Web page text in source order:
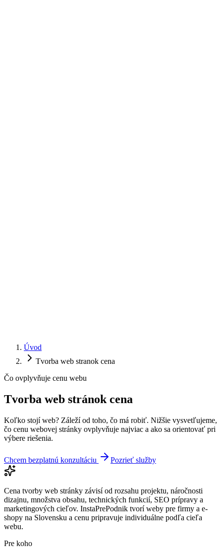
Úvod
Tvorba web stranok cena
Čo ovplyvňuje cenu webu
Tvorba web stránok cena
Koľko stojí web? Záleží od toho, čo má robiť. Nižšie vysvetľujeme,
čo cenu webovej stránky ovplyvňuje najviac a ako sa orientovať pri
výbere riešenia.
Chcem bezplatnú konzultáciu Pozrieť služby
Cena tvorby web stránky závisí od rozsahu projektu, náročnosti
dizajnu, množstva obsahu, technických funkcií, SEO prípravy a
marketingových cieľov. InstaPrePodnik tvorí weby pre firmy a e-
shopy na Slovensku a cenu pripravuje individuálne podľa cieľa
webu.
Pre koho